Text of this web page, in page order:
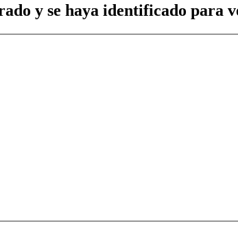
y se haya identificado para